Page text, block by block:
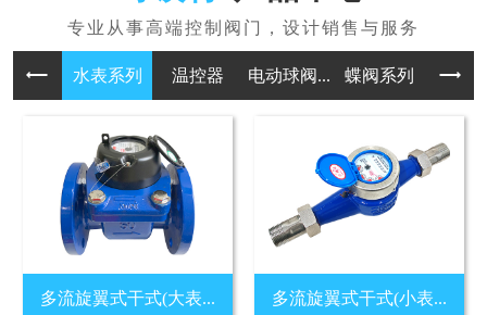
水表系列 温控器 电动球阀... 蝶阀系列
多流旋翼式干式(大表... 多流旋翼式干式(小表...